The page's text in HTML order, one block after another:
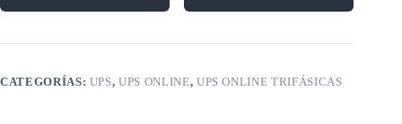
CATEGORÍAS: UPS,UPS ONLINE, UPS ONLINE TRIFÁSICAS